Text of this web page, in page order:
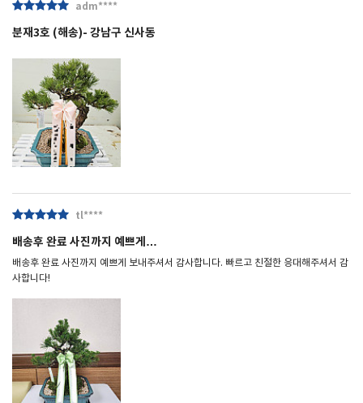
adm****
분재3호 (해송)- 강남구 신사동
tl****
배송후 완료 사진까지 예쁘게…
배송후 완료 사진까지 예쁘게 보내주셔서 감사합니다. 빠르고 친절한 응대해주셔서 감
사합니다!